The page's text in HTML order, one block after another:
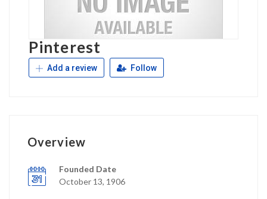
Pinterest
Add a review Follow
Overview
Founded Date
October 13, 1906